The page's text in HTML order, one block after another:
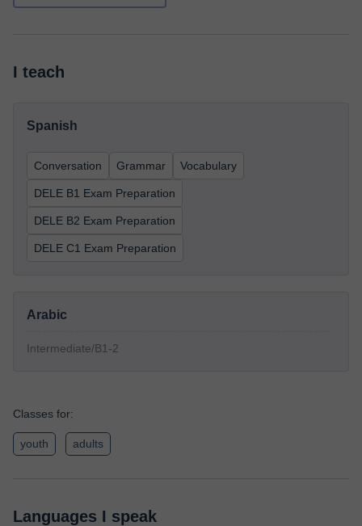
I teach
Spanish
Conversation Grammar Vocabulary
DELE B1 Exam Preparation
DELE B2 Exam Preparation
DELE C1 Exam Preparation
Arabic
Intermediate/B1-2
Classes for:
youth adults
Languages I speak